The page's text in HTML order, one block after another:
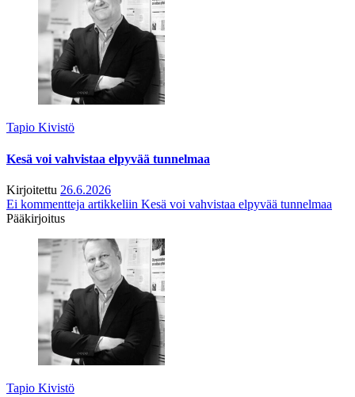
Tapio Kivistö
Kesä voi vahvistaa elpyvää tunnelmaa
Kirjoitettu 26.6.2026
Ei kommentteja artikkeliin Kesä voi vahvistaa elpyvää tunnelmaa
Pääkirjoitus
Tapio Kivistö